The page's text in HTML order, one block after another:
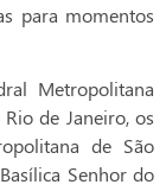
para momentos
Metropolitana
de Janeiro, os
de São
Senhor do